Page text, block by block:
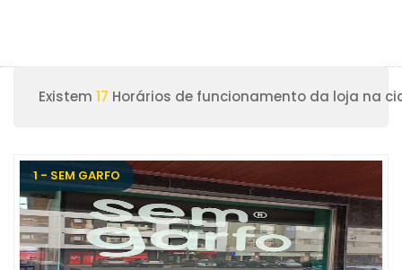
Existem 17 Horários de funcionamento da loja na
1 - SEM GARFO